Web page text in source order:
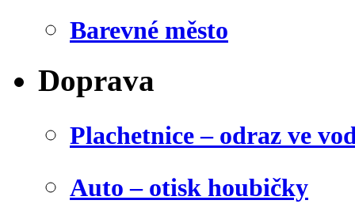
Barevné město
Doprava
Plachetnice – odraz ve
Auto – otisk houbičky